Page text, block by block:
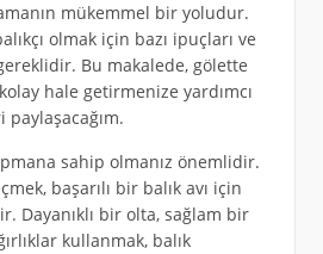
mükemmel bir yoludur.
olmak için bazı ipuçları ve
Bu makalede, gölette
hale getirmenize yardımcı
paylaşacağım.
sahip olmanız önemlidir.
başarılı bir balık avı için
Dayanıklı bir olta, sağlam bir
kullanmak, balık